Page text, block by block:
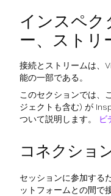
インスペク
ー、ストリ
接続とストリームは、
能の一部である。
このセクションでは、
ジェクトも含む) が
ついて説明します。
ビ
コネクショ
セッションに参加する
ットフォームとの間で